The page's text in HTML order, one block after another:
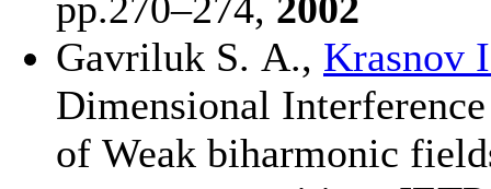
Gavriluk S. A., Krasnov
Dimensional
of Weak biharmonic